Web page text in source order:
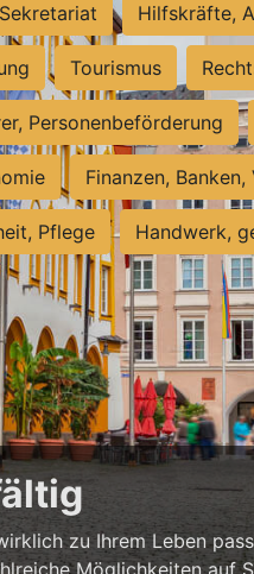
Hilfskräfte,
Tourismus
Personenbeförderung
Finanzen,
Pflege Handwerk,
zu Ihrem Leben